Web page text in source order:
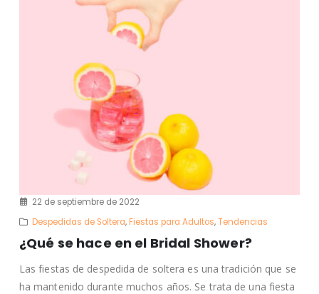
22 de septiembre de 2022
Despedidas de Soltera,Fiestas para Adultos,Tendencias
¿Qué se hace en el Bridal Shower?
Las fiestas de despedida de soltera es una tradición que se
ha mantenido durante muchos años. Se trata de una fiesta